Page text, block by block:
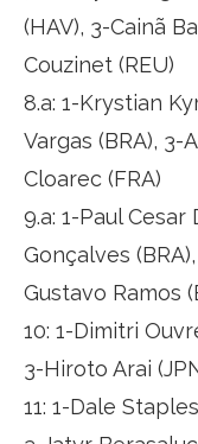
(HAV), 3-Cainã
Couzinet (REU)
8.a: 1-Krystian
Vargas (BRA), 3-
Cloarec (FRA)
9.a: 1-Paul Cesar
Gonçalves
Gustavo Ramos
10: 1-Dimitri
3-Hiroto Arai
11: 1-Dale